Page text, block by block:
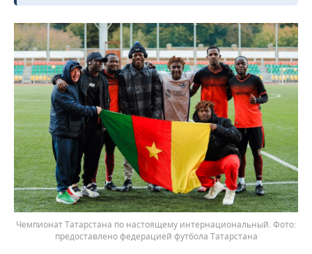
Чемпионат Татарстана по настоящему интернациональный.
предоставлено федерацией футбола Татарстана